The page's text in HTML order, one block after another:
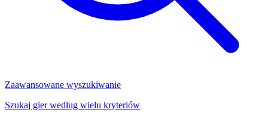
Zaawansowane wyszukiwanie
Szukaj gier według wielu kryteriów